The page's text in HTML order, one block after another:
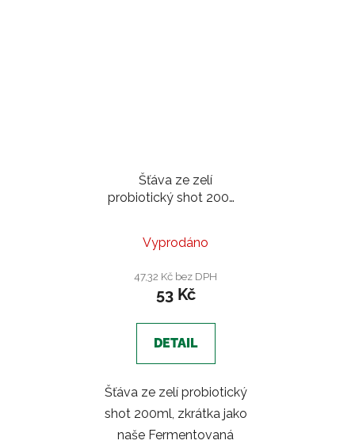
Šťáva ze zelí
probiotický shot 200ml
Vyprodáno
47,32 Kč bez DPH
53 Kč
DETAIL
Šťáva ze zelí probiotický
shot 200ml, zkrátka jako
naše Fermentovaná